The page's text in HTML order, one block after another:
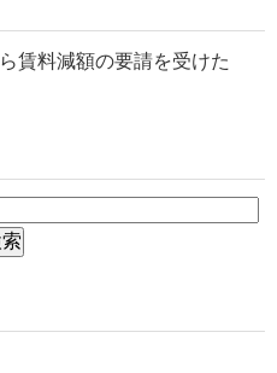
賃料減額の要請を受けた